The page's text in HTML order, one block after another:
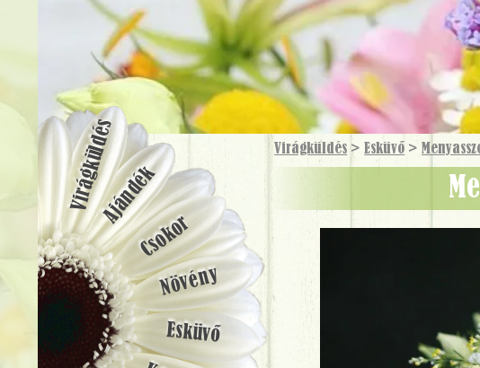
Virágküldés > Esküvő >
VirágküldésAjándék
Csokor
Növény
Esküvő